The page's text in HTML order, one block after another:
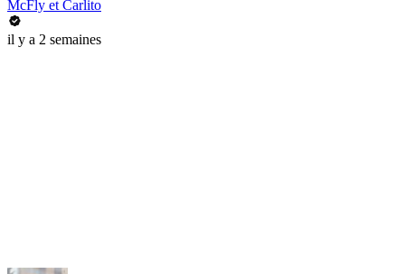
McFly et Carlito
il y a 2 semaines